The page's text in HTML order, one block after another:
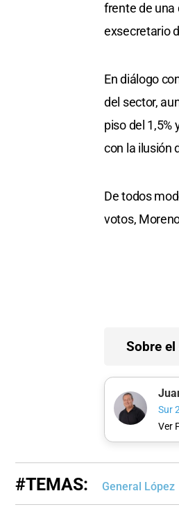
frente de una
exsecretario
En diálogo
del sector,
piso del 1,5%
con la ilusión
De todos
votos,
Sobre
Sur
Ver
#TEMAS: General López